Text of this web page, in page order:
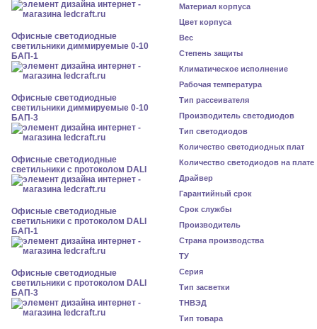
Офисные светодиодные
светильники диммируемые 0-10
БАП-1
Офисные светодиодные
светильники диммируемые 0-10
БАП-3
Офисные светодиодные
светильники с протоколом DALI
Офисные светодиодные
светильники с протоколом DALI
БАП-1
Офисные светодиодные
светильники с протоколом DALI
БАП-3
Материал корпуса
Цвет корпуса
Вес
Степень защиты
Климатическое исполнение
Рабочая температура
Тип рассеивателя
Производитель светодиодов
Тип светодиодов
Количество светодиодных плат
Количество светодиодов на плате
Драйвер
Гарантийный срок
Срок службы
Производитель
Страна производства
ТУ
Серия
Тип засветки
ТНВЭД
Тип товара